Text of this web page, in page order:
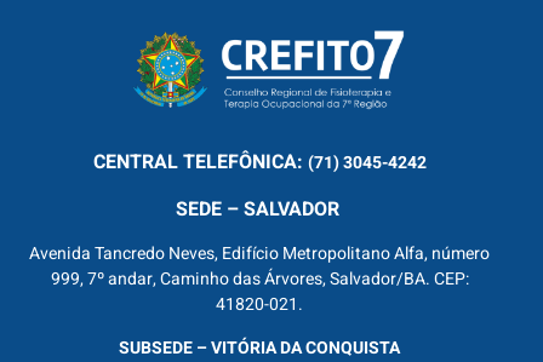
CENTRALTELEFÔNICA: (71) 3045-4242
SEDE – SALVADOR
Avenida Tancredo Neves, Edifício Metropolitano Alfa, número
999, 7º andar, Caminho das Árvores, Salvador/BA. CEP:
41820-021.
SUBSEDE – VITÓRIA DA CONQUISTA